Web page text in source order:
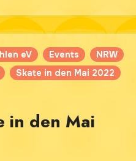
eV Events
NRW
Skate in den Mai 2022
in den Mai